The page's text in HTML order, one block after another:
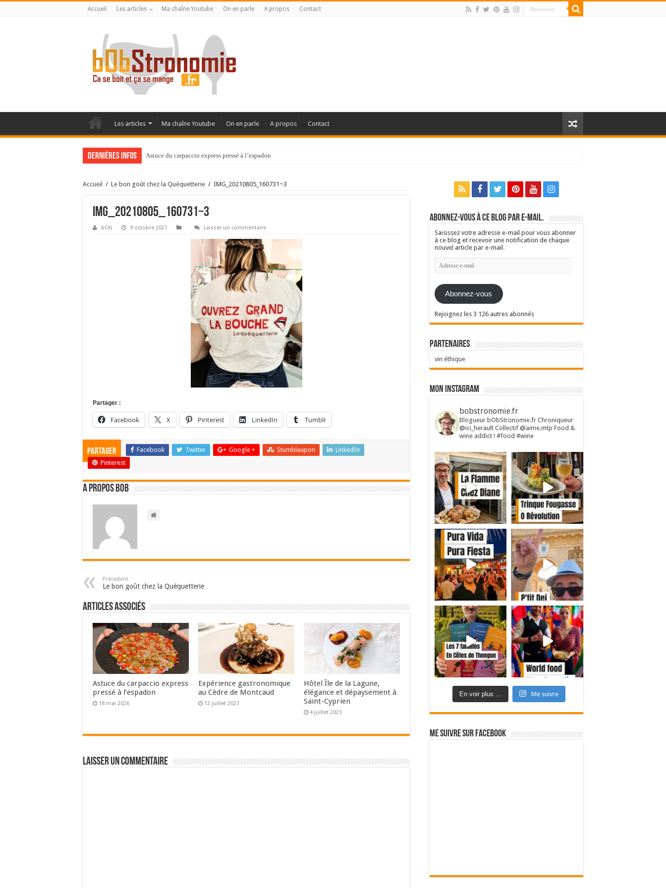
Accueil Les articles Ma chaîne Youtube On en parle A propos Contact
Les articles Ma chaîne Youtube On en parle A propos Contact
Dernières infos Astuce du carpaccio express pressé à l’espadon
Accueil / Le bon goût chez la Quéquetterie / IMG_20210805_160731~3
IMG_20210805_160731~3
bOb 9 octobre 2021 Laisser un commentaire
Partager :
Facebook X Pinterest LinkedIn Tumblr
Partager Facebook Twitter Google + Stumbleupon
LinkedIn
Pinterest
A propos bOb
Précedent
Le bon goût chez la Quéquetterie
Articles associés
Astuce du carpaccio express
pressé à l’espadon
18 mai 2026
Expérience gastronomique
au Cèdre de Montcaud
12 juillet 2023
Hôtel Île de la Lagune,
élégance et dépaysement à
Saint-Cyprien
4 juillet 2023
Laisser un commentaire
Abonnez-vous à ce blog par e-mail.
Saisissez votre adresse e-mail pour vous abonner
à ce blog et recevoir une notification de chaque
nouvel article par e-mail.
Adresse
e-
Abonnez-vous
Rejoignez les 3 126 autres abonnés
Partenaires
vin éthique
Mon Instagram
bobstronomie.fr
Blogueur bObStronomie.fr Chroniqueur
@ici_herault Collectif @aime.mtp Food &
wine addict ! #food #wine
En voir plus ... Me suivre
Me suivre sur Facebook